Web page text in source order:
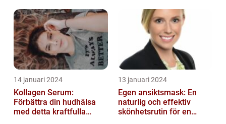
14 januari 2024
Kollagen Serum:
Förbättra din hudhälsa
med detta kraftfulla
13 januari 2024
Egen ansiktsmask: En
naturlig och effektiv
skönhetsrutin för en